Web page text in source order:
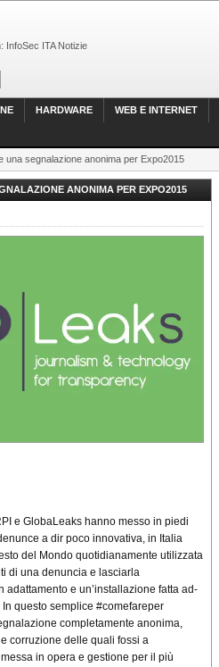
InfoSec ITA Notizie
HARDWARE WEB E INTERNET
una segnalazione anonima per Expo2015
ANONIMA PER EXPO2015
e GlobaLeaks hanno messo in piedi
a dir poco innovativa, in Italia
del Mondo quotidianamente utilizzata
di una denuncia e lasciarla
adattamento e un’installazione fatta ad-
In questo semplice #comefareper
completamente anonima,
corruzione delle quali fossi a
in opera e gestione per il più